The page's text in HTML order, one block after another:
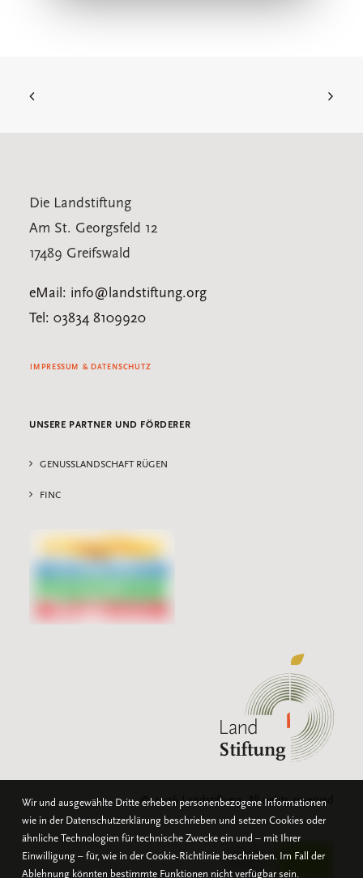
Die Landstiftung
Am St. Georgsfeld 12
17489 Greifswald
eMail: info@landstiftung.org
Tel: 03834 8109920
IMPRESSUM & DATENSCHUTZ
UNSERE PARTNER UND FÖRDERER
GENUSSLANDSCHAFT RÜGEN
FINC
© 2026 Landstiftung.All rights reserved
Wir und ausgewählte Dritte erheben personenbezogene Informationen
wie in der Datenschutzerklärung beschrieben und setzen Cookies oder
ähnliche Technologien für technische Zwecke ein und – mit Ihrer
Einwilligung – für, wie in der Cookie-Richtlinie beschrieben. Im Fall der
Ablehnung könnten bestimmte Funktionen nicht verfügbar sein.